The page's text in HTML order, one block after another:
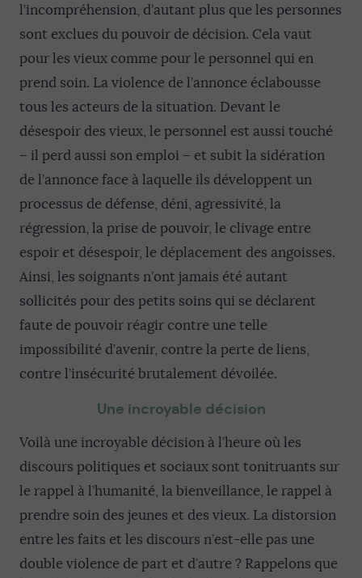
l’incompréhension, d’autant plus que les personnes
sont exclues du pouvoir de décision. Cela vaut
pour les vieux comme pour le personnel qui en
prend soin. La violence de l’annonce éclabousse
tous les acteurs de la situation. Devant le
désespoir des vieux, le personnel est aussi touché
– il perd aussi son emploi – et subit la sidération
de l’annonce face à laquelle ils développent un
processus de défense, déni, agressivité, la
régression, la prise de pouvoir, le clivage entre
espoir et désespoir, le déplacement des angoisses.
Ainsi, les soignants n’ont jamais été autant
sollicités pour des petits soins qui se déclarent
faute de pouvoir réagir contre une telle
impossibilité d’avenir, contre la perte de liens,
contre l’insécurité brutalement dévoilée.
Une incroyable décision
Voilà une incroyable décision à l’heure où les
discours politiques et sociaux sont tonitruants sur
le rappel à l’humanité, la bienveillance, le rappel à
prendre soin des jeunes et des vieux. La distorsion
entre les faits et les discours n’est-elle pas une
double violence de part et d’autre ? Rappelons que